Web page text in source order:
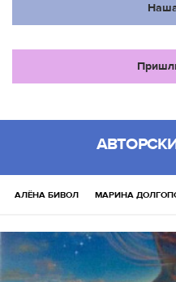
АЛЁНА БИВОЛ МАРИНА